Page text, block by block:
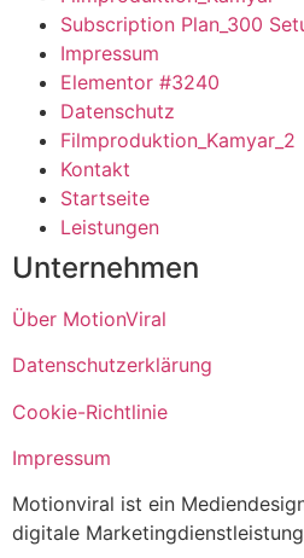
Subscription Plan_300
Impressum
Elementor #3240
Datenschutz
Filmproduktion_Kamyar_2
Kontakt
Startseite
Leistungen
Unternehmen
Über MotionViral
Datenschutzerklärung
Cookie-Richtlinie
Impressum
Motionviral ist ein
digitale